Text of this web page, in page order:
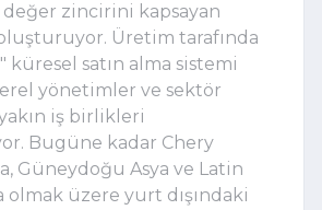
zincirini kapsayan
Üretim tarafında
küresel satın alma sistemi
yönetimler ve sektör
iş birlikleri
Bugüne kadar Chery
Güneydoğu Asya ve Latin
olmak üzere yurt dışındaki